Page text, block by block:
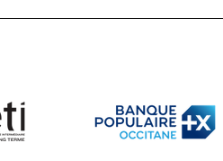
L’IA en pratique dans les